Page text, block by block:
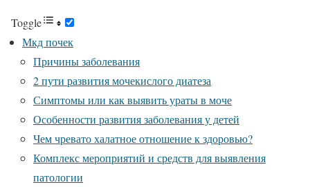
Toggle
Мкд почек
Причины заболевания
2 пути развития мочекислого диатеза
Симптомы или как выявить ураты в моче
Особенности развития заболевания у детей
Чем чревато халатное отношение к здоровью?
Комплекс мероприятий и средств для выявления
патологии